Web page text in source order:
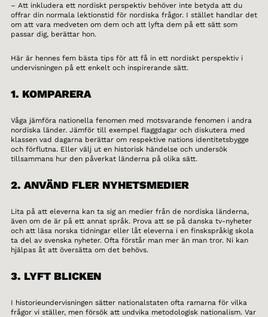
– Att inkludera ett nordiskt perspektiv behöver inte betyda att du
offrar din normala lektionstid för nordiska frågor. I stället handlar det
om att vara medveten om dem och att lyfta dem på ett sätt som
passar dig, berättar hon.
Här är hennes fem bästa tips för att få in ett nordiskt perspektiv i
undervisningen på ett enkelt och inspirerande sätt.
1. KOMPARERA
Våga jämföra nationella fenomen med motsvarande fenomen i andra
nordiska länder. Jämför till exempel flaggdagar och diskutera med
klassen vad dagarna berättar om respektive nations identitetsbygge
och förflutna. Eller välj ut en historisk händelse och undersök
tillsammans hur den påverkat länderna på olika sätt.
2. ANVÄND FLER NYHETSMEDIER
Lita på att eleverna kan ta sig an medier från de nordiska länderna,
även om de är på ett annat språk. Prova att se på danska tv-nyheter
och att läsa norska tidningar eller låt eleverna i en finskspråkig skola
ta del av svenska nyheter. Ofta förstår man mer än man tror. Ni kan
hjälpas åt att översätta om det behövs.
3. LYFT BLICKEN
I historieundervisningen sätter nationalstaten ofta ramarna för vilka
frågor vi ställer, men försök att undvika metodologisk nationalism. Var